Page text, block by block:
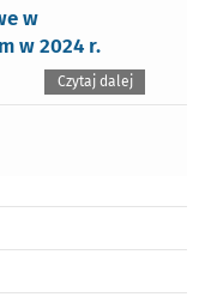
w
w 2024 r.
Czytaj dalej